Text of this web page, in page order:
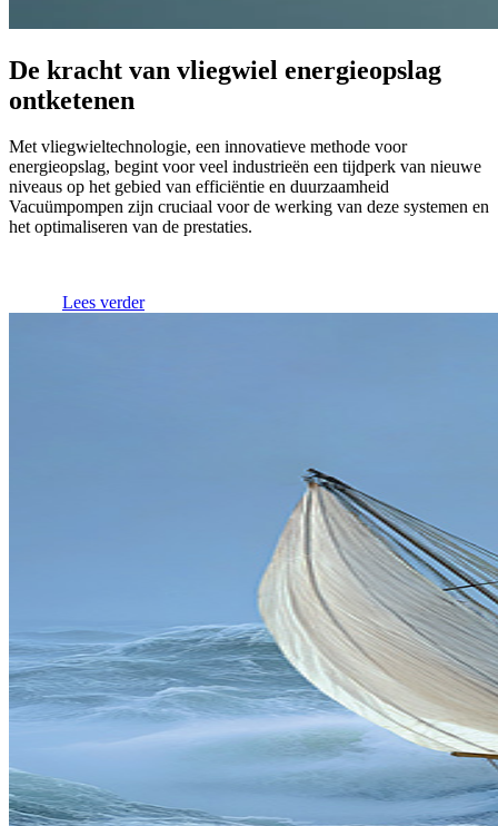
De kracht van vliegwiel energieopslag
ontketenen
Met vliegwieltechnologie, een innovatieve methode voor
energieopslag, begint voor veel industrieën een tijdperk van nieuwe
niveaus op het gebied van efficiëntie en duurzaamheid
Vacuümpompen zijn cruciaal voor de werking van deze systemen en
het optimaliseren van de prestaties.
Lees verder